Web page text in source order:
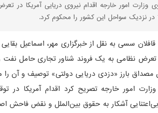
وزارت امور خارجه اقدام نیروی دریایی آمریکا در
در نزدیک سواحل این کشور را محکوم کرد.
سسی به نقل از خبرگزاری مهر، اسماعیل
تعرض نظامی به یک فروند شناور تجاری حامل
مصداق بارز «دزدی دریایی دولتی» توصیف و آن
امور خارجه تصریح کرد اقدام آمریکا در
آشکار به حقوق بین‌الملل و نقض فاحش